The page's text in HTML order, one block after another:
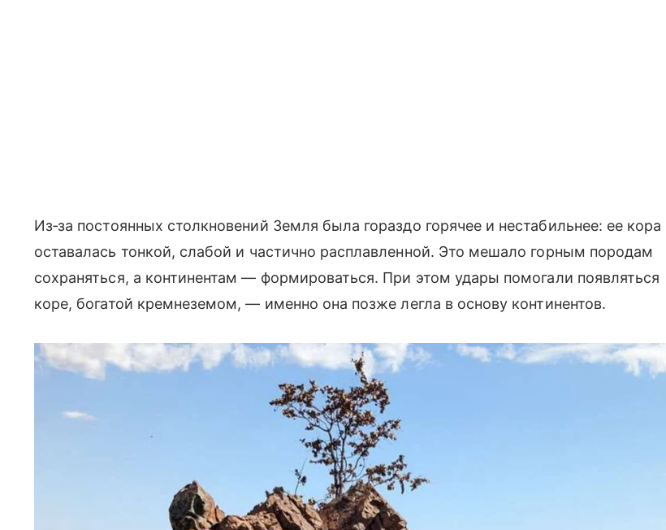
Из‑за постоянных столкновений Земля была гораздо горячее и нестабильнее: ее кора
оставалась тонкой, слабой и частично расплавленной. Это мешало горным породам
сохраняться, а континентам — формироваться. При этом удары помогали появляться
коре, богатой кремнеземом, — именно она позже легла в основу континентов.